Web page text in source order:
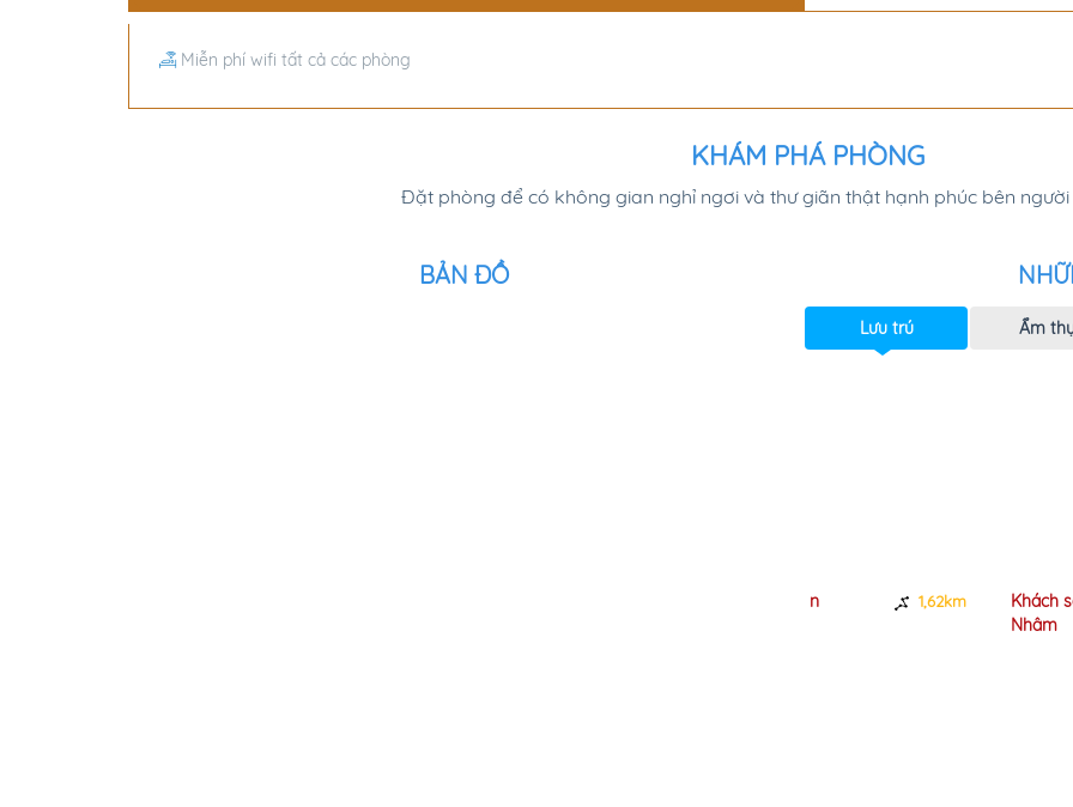
Miễn phí wifi tất cả các phòng
KHÁM PHÁ PHÒNG
Đặt phòng để có không gian nghỉ ngơi và thư giãn thật hạnh phúc bên
BẢN ĐỒ
Lưu trú Ẩm
Khách sạn Dìn Ký Bình